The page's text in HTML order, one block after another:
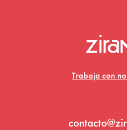
Trabaja con